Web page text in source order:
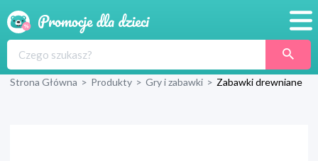
Produkty
Strona Główna > Produkty > Gry i zabawki > Zabawki drewniane